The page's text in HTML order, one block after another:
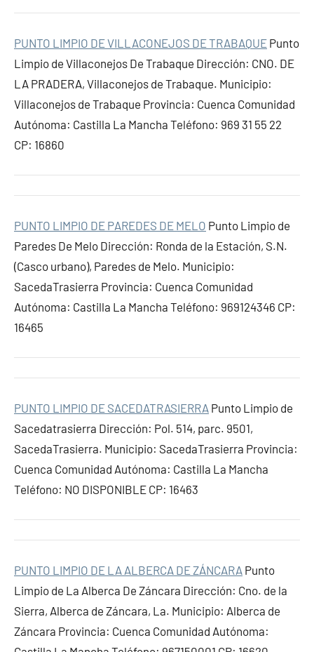
PUNTO LIMPIO DE VILLACONEJOS DE TRABAQUE Punto
Limpio de Villaconejos De Trabaque Dirección: CNO. DE
LA PRADERA, Villaconejos de Trabaque. Municipio:
Villaconejos de Trabaque Provincia: Cuenca Comunidad
Autónoma: Castilla La Mancha Teléfono: 969 31 55 22
CP: 16860
PUNTO LIMPIO DE PAREDES DE MELO Punto Limpio de
Paredes De Melo Dirección: Ronda de la Estación, S.N.
(Casco urbano), Paredes de Melo. Municipio:
SacedaTrasierra Provincia: Cuenca Comunidad
Autónoma: Castilla La Mancha Teléfono: 969124346 CP:
16465
PUNTO LIMPIO DE SACEDATRASIERRA Punto Limpio de
Sacedatrasierra Dirección: Pol. 514, parc. 9501,
SacedaTrasierra. Municipio: SacedaTrasierra Provincia:
Cuenca Comunidad Autónoma: Castilla La Mancha
Teléfono: NO DISPONIBLE CP: 16463
PUNTO LIMPIO DE LA ALBERCA DE ZÁNCARA Punto
Limpio de La Alberca De Záncara Dirección: Cno. de la
Sierra, Alberca de Záncara, La. Municipio: Alberca de
Záncara Provincia: Cuenca Comunidad Autónoma: